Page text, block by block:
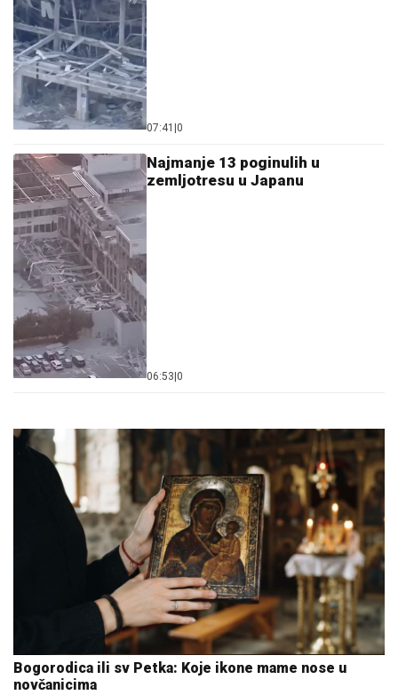
07:41 0
Najmanje 13 poginulih u
zemljotresu u Japanu
06:53 0
Bogorodica ili sv Petka: Koje ikone mame nose u
novčanicima